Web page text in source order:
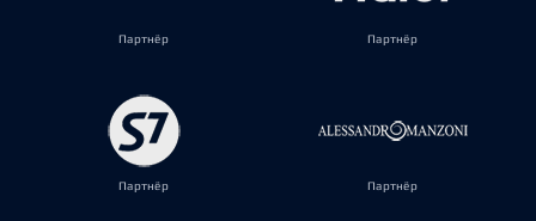
Партнёр Партнёр
Партнёр Партнёр